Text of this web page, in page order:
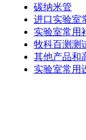
碳纳米管
进口实验室
实验室常用
牧科百测测
其他产品和
实验室常用